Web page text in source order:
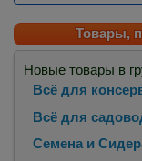
Товары,
Новые товары в
Всё для
Всё для
Семена и